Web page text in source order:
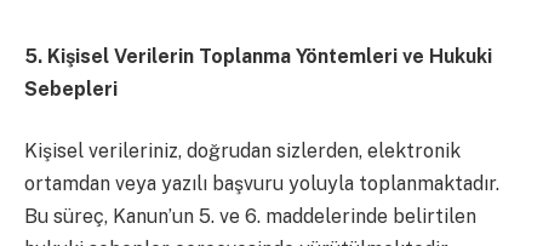
5. Kişisel Verilerin Toplanma Yöntemleri ve Hukuki
Sebepleri
Kişisel verileriniz, doğrudan sizlerden, elektronik
ortamdan veya yazılı başvuru yoluyla toplanmaktadır.
Bu süreç, Kanun’un 5. ve 6. maddelerinde belirtilen